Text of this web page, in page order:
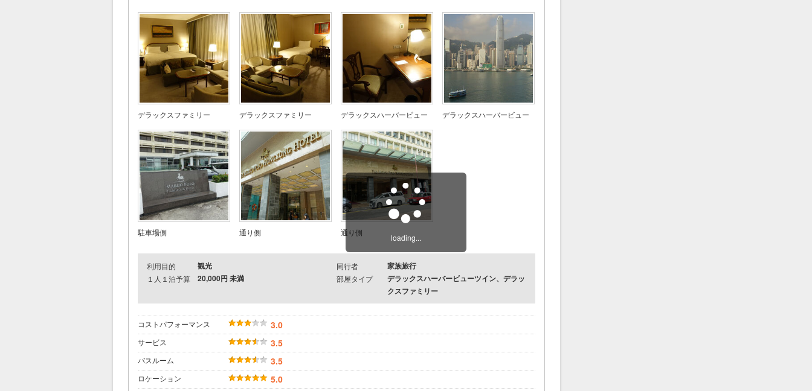
デラックスファミリー デラックスファミリー デラックスハーバービュー デラックスハーバービュー
駐車場側 通り側 通り側
利用目的 観光 同行者 家族旅行
１人１泊予算 20,000円 未満 部屋タイプ
デラックスハーバービューツイン、デラッ
クスファミリー
コストパフォーマンス 3.0
サービス 3.5
バスルーム 3.5
ロケーション 5.0
loading...